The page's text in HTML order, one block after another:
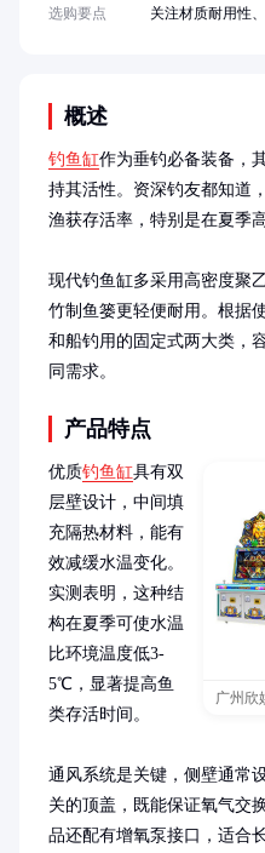
概述
钓鱼缸作为垂钓必备装备，
持其活性。资深钓友都知道
渔获存活率，特别是在夏季
现代钓鱼缸多采用高密度聚
竹制鱼篓更轻便耐用。根据
和船钓用的固定式两大类，
同需求。
产品特点
广州欣
优质钓鱼缸具有双
层壁设计，中间填
充隔热材料，能有
效减缓水温变化。
实测表明，这种结
构在夏季可使水温
比环境温度低3-
5℃，显著提高鱼
类存活时间。
通风系统是关键，侧壁通常
关的顶盖，既能保证氧气交
品还配有增氧泵接口，适合
选购要点
关注材质耐用性